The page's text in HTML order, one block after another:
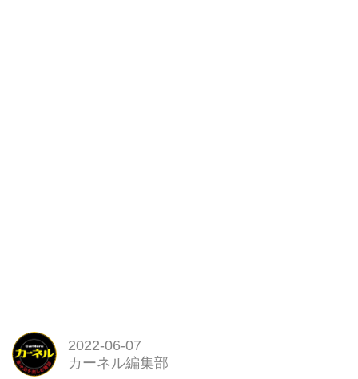
2022-06-07
カーネル編集部